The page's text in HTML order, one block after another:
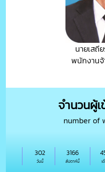
นายเสถี
พนักงานจ้
จำนวนผู้เ
number of
วันนี้
302
สัปดาห์นี้
3166
เ